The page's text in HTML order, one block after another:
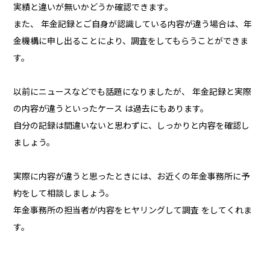
実績と違いが無いかどうか確認できます。
また、 年金記録とご自身が認識している内容が違う場合は、年
金機構に申し出ることにより、調査をしてもらうことができま
す。
以前にニュースなどでも話題になりましたが、 年金記録と実際
の内容が違うといったケース は過去にもあります。
自分の記録は間違いないと思わずに、しっかりと内容を確認し
ましょう。
実際に内容が違うと思ったときには、お近くの年金事務所に予
約をして相談しましょう。
年金事務所の担当者が内容をヒヤリングして調査 をしてくれま
す。